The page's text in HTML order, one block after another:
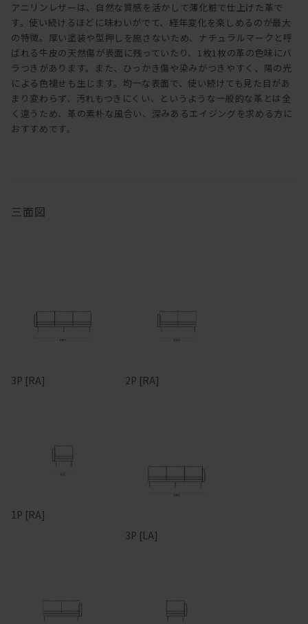
アニリンレザーは、自然な質感を活かして薄化粧で仕上げた革で
す。使い続けるほどに味わいがでて、経年変化を楽しめるのが最大
の特徴。厚い塗装や型押しを施さないため、ナチュラルマークと呼
ばれる牛皮の天然傷が表面に残っていたり、1枚1枚の革の色味にバ
ラつきがあります。また、ひっかき傷や染みがつきやすく、陽の光
による色褪せも生じます。均一な表面で、使い続けても見た目があ
まり変わらず、汚れもつきにくい、というような一般的な革とは全
く違うため、革の素朴な風合い、深みあるエイジングを求める方に
おすすめです。
三面図
3P [RA] 2P [RA]
1P [RA]
3P [LA]